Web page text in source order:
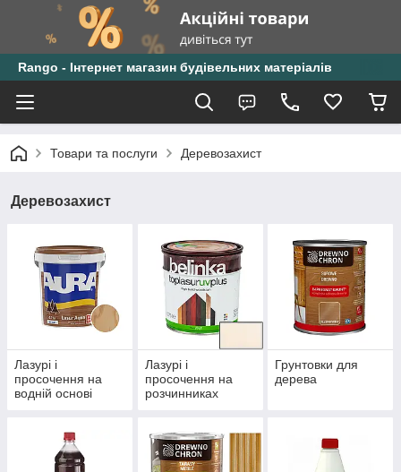
Rango - Інтернет магазин будівельних матеріалів
Товари та послуги Деревозахист
Деревозахист
Лазурі і
просочення на
водній основі
Лазурі і
просочення на
розчинниках
Грунтовки для
дерева